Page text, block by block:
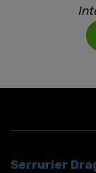
Serrurier